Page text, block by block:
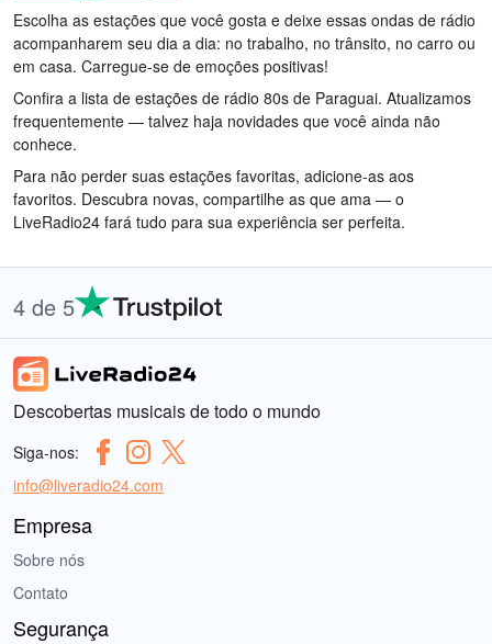
Escolha as estações que você gosta e deixe essas ondas de rádio
acompanharem seu dia a dia: no trabalho, no trânsito, no carro ou
em casa. Carregue-se de emoções positivas!
Confira a lista de estações de rádio 80s de Paraguai. Atualizamos
frequentemente — talvez haja novidades que você ainda não
conhece.
Para não perder suas estações favoritas, adicione-as aos
favoritos. Descubra novas, compartilhe as que ama — o
LiveRadio24 fará tudo para sua experiência ser perfeita.
4 de 5
Descobertas musicais de todo o mundo
Siga-nos:
info@liveradio24.com
Empresa
Sobre nós
Contato
Segurança